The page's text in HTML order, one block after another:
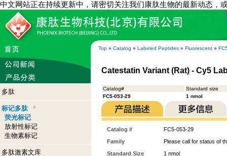
中文网站正在持续更新中，请密切关注我们康肽生物的最新动态，
Top » Catalog » Labeled Peptides » Fluorescent »
多肽
标记多肽
荧光标记
放射性标记
生物素标记
多肽激素文库
Catestatin Variant (Rat) - Cy5
Catalog#
Standard size
FC5-053-29
1 nmol
Catalog #
FC5-053-29
Family
Please call for status of
Standard Size
1 nmol